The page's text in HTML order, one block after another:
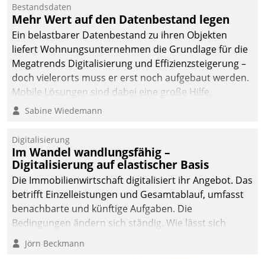
Bestandsdaten
Mehr Wert auf den Datenbestand legen
Ein belastbarer Datenbestand zu ihren Objekten
liefert Wohnungsunternehmen die Grundlage für die
Megatrends Digitalisierung und Effizienzsteigerung –
doch vielerorts muss er erst noch aufgebaut werden.
Mobile Lösungen sind dabei eine große Hilfe.
Sabine Wiedemann
Digitalisierung
Im Wandel wandlungsfähig –
Digitalisierung auf elastischer Basis
Die Immobilienwirtschaft digitalisiert ihr Angebot. Das
betrifft Einzelleistungen und Gesamtablauf, umfasst
benachbarte und künftige Aufgaben. Die
Bedingungen ändern sich ständig. Wie lässt sich
technisch die Kontrolle wahren und zugleich Freiraum
fürs Wachsen öffnen?
Jörn Beckmann